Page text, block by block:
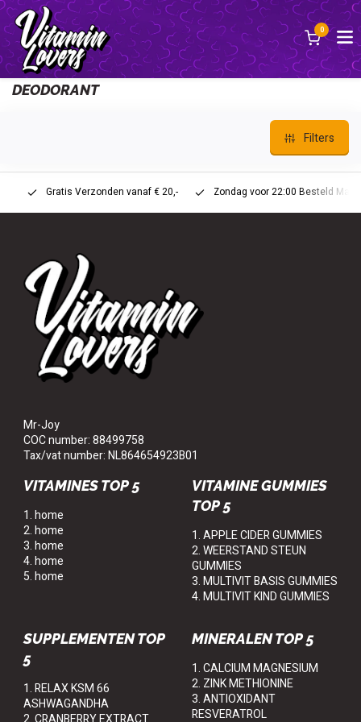
0
Back
DEODORANT
Filters
Gratis Verzonden vanaf € 20,- Zondag voor 22:00 Besteld
Mr-Joy
COC number: 88499758
Tax/vat number: NL864654923B01
VITAMINES TOP 5
1. home
2. home
3. home
4. home
5. home
VITAMINE GUMMIES
TOP 5
1. APPLE CIDER GUMMIES
2. WEERSTAND STEUN
GUMMIES
3. MULTIVIT BASIS GUMMIES
4. MULTIVIT KIND GUMMIES
SUPPLEMENTEN TOP
5
1. RELAX KSM 66
ASHWAGANDHA
MINERALEN TOP 5
1. CALCIUM MAGNESIUM
2. ZINK METHIONINE
3. ANTIOXIDANT
RESVERATROL